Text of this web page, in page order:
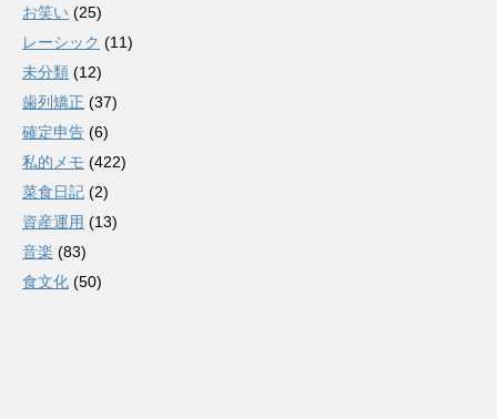
お笑い (25)
レーシック (11)
未分類 (12)
歯列矯正 (37)
確定申告 (6)
私的メモ (422)
菜食日記 (2)
資産運用 (13)
音楽 (83)
食文化 (50)